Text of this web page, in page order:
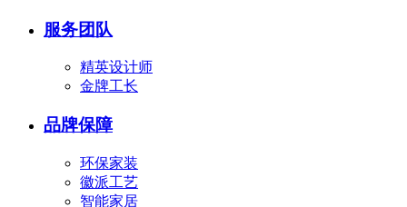
服务团队
精英设计师
金牌工长
品牌保障
环保家装
徽派工艺
智能家居